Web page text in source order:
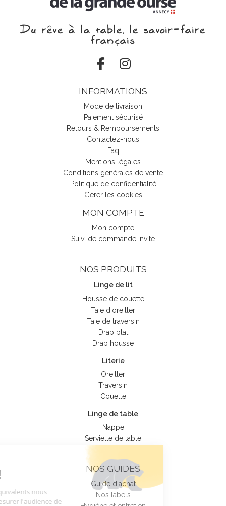
Nos cookies et équivalents nous
permettent de mesurer l'audience de
Du rêve à la table, le savoir‑faire
français
INFORMATIONS
Mode de livraison
Paiement sécurisé
Retours & Remboursements
Contactez-nous
Faq
Mentions légales
Conditions générales de vente
Politique de confidentialité
Gérer les cookies
MON COMPTE
Mon compte
Suivi de commande invité
NOS PRODUITS
Linge de lit
Housse de couette
Taie d'oreiller
Taie de traversin
Drap plat
Drap housse
Literie
Oreiller
Traversin
Couette
Linge de table
Nappe
Serviette de table
NOS GUIDES
Guide d'achat
Nos labels